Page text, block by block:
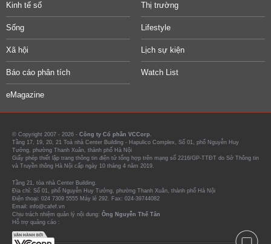
Kinh tế số Thị trường
Sống Lifestyle
Xã hội Lịch sự kiện
Báo cáo phân tích Watch List
eMagazine
© Copyright 2007 - 2026 - Công ty Cổ phần VCCorp.
Tầng 17, 19, 20, 21 Toà nhà Center Building - Hapulico Complex, Số 01, phố Nguyễn Huy
Tưởng, phường Thanh Xuân, thành phố Hà Nội
Giấy phép thiết lập trang thông tin điện tử tổng hợp trên mạng số 2216/GP-TTĐT do Sở Thông tin
và Truyền thông Hà Nội cấp ngày 10 tháng 4 năm 2019.
Tầng 21, tòa nhà Center Building.
Địa chỉ: Số 01, phố Nguyễn Huy Tưởng, phường Thanh Xuân, thành phố Hà Nội
Điện thoại: 024 7309 5555 Máy lẻ 292. Fax: 024-39744082
Email: info@cafef.vn
Chịu trách nhiệm quản lý nội dung: Ông Nguyễn Thế Tân
Hỗ trợ quảng cáo :